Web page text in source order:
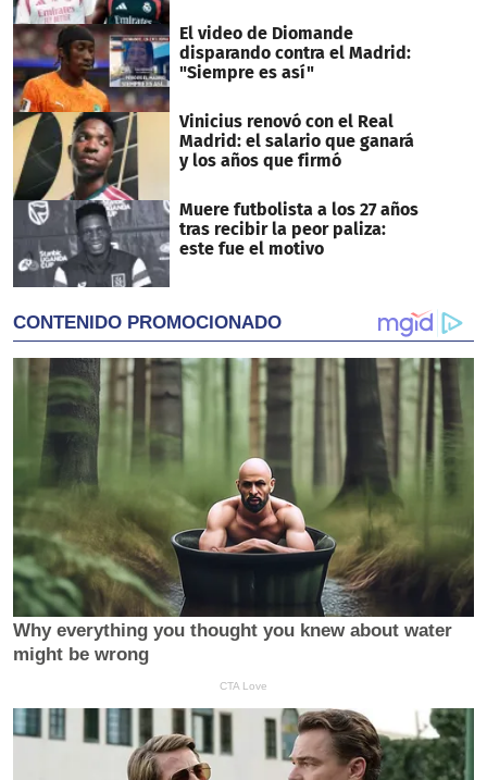
El video de Diomande
disparando contra el Madrid:
"Siempre es así"
Vinicius renovó con el Real
Madrid: el salario que ganará
y los años que firmó
Muere futbolista a los 27 años
tras recibir la peor paliza:
este fue el motivo